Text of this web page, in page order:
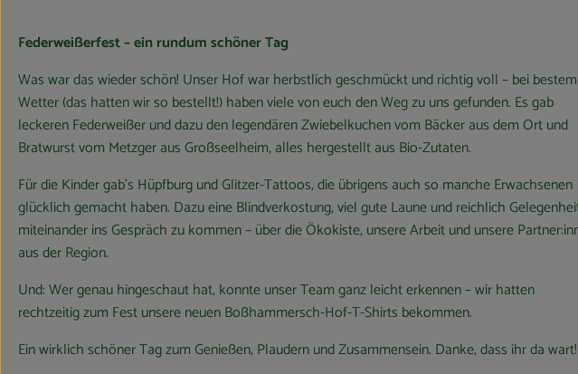
Federweißerfest – ein rundum schöner Tag
Was war das wieder schön! Unser Hof war herbstlich geschmückt und richtig voll – bei bestem
Wetter (das hatten wir so bestellt!) haben viele von euch den Weg zu uns gefunden. Es gab
leckeren Federweißer und dazu den legendären Zwiebelkuchen vom Bäcker aus dem Ort und
Bratwurst vom Metzger aus Großseelheim, alles hergestellt aus Bio-Zutaten.
Für die Kinder gab’s Hüpfburg und Glitzer-Tattoos, die übrigens auch so manche Erwachsenen
glücklich gemacht haben. Dazu eine Blindverkostung, viel gute Laune und reichlich
miteinander ins Gespräch zu kommen – über die Ökokiste, unsere Arbeit und unsere
aus der Region.
Und: Wer genau hingeschaut hat, konnte unser Team ganz leicht erkennen – wir hatten
rechtzeitig zum Fest unsere neuen Boßhammersch-Hof-T-Shirts bekommen.
Ein wirklich schöner Tag zum Genießen, Plaudern und Zusammensein. Danke, dass ihr da wart!